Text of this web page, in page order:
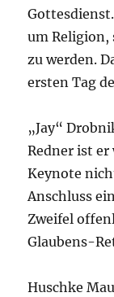
um Religion,
zu werden.
ersten Tag
„Jay“
Redner ist
Keynote
Anschluss
Zweifel
Glaubens-
Huschke